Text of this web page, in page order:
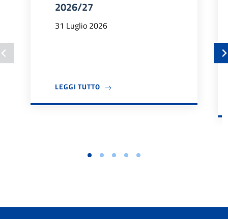
2026/27
31 Luglio 2026
LEGGI TUTTOA PROPOSITO DI BANDO TUTOR